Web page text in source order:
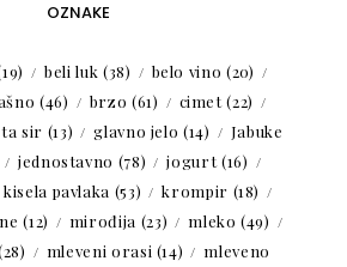
OZNAKE
beli luk (38) belo vino (20)
(46) brzo (61) cimet(22)
sir (13) glavno jelo (14)
Jabuke
jednostavno (78) jogurt(16)
kisela pavlaka (53) krompir (18)
(12) mirođija (23) mleko (49)
mleveni orasi (14)
mleveno